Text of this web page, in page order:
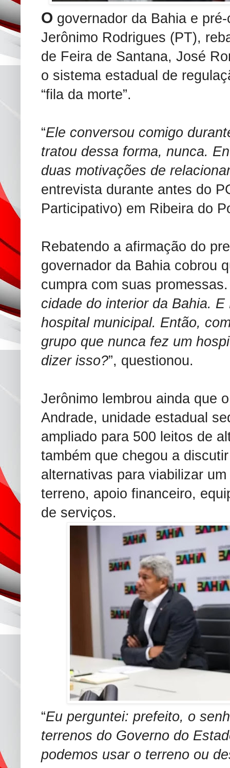
O governador da Bahia e
Jerônimo Rodrigues (PT),
de Feira de Santana, José
o sistema estadual de
“fila da morte”.
“Ele conversou comigo
tratou dessa forma, nunca.
duas motivações de
entrevista durante antes do
Participativo) em Ribeira do
Rebatendo a afirmação do
governador da Bahia cobrou
cumpra com suas promessas.
cidade do interior da Bahia.
hospital municipal. Então,
grupo que nunca fez um
dizer isso?”, questionou.
Jerônimo lembrou ainda que
Andrade, unidade estadual
ampliado para 500 leitos de
também que chegou a
alternativas para viabilizar
terreno, apoio financeiro,
de serviços.
“Eu perguntei: prefeito, o
terrenos do Governo do
podemos usar o terreno ou